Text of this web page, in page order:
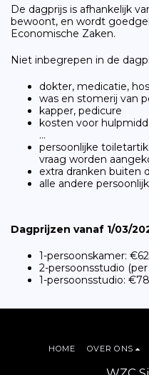
De dagprijs is afhankelijk
bewoont, en wordt
Economische Zaken.
Niet inbegrepen in de
dokter, medicatie,
was en stomerij van
kapper, pedicure
kosten voor
...
persoonlijke
vraag worden
extra dranken buiten
alle andere
Dagprijzen vanaf 1/03/
1-persoonskamer:
2-persoonsstudio
1-persoonsstudio:
HOME OVER ONS